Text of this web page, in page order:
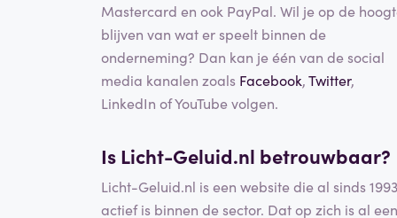
Mastercard en ook PayPal. Wil je op de
blijven van wat er speelt binnen de
onderneming? Dan kan je één van de social
media kanalen zoals Facebook,Twitter,
LinkedIn of YouTube volgen.
Is Licht-Geluid.nl betrouwbaar?
Licht-Geluid.nl is een website die al sinds 1993
actief is binnen de sector. Dat op zich is al een